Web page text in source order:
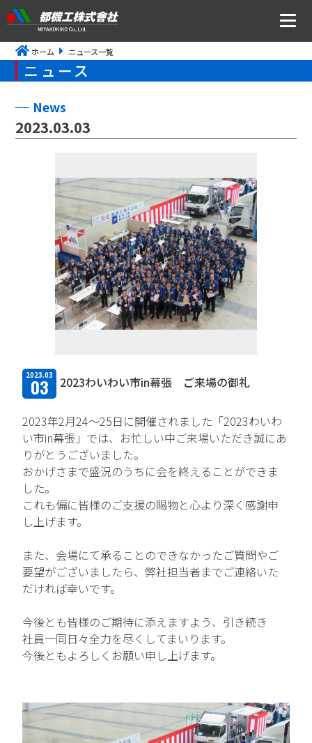
ニュース
トップメッセージ・社是・経営理念
事業所アクセス
CSR・ISOの取り組みについて
TFPについて
主力取扱商品一覧
取扱メーカー一覧
採用情報
会社を知る
社風を知る
制度を知る
新卒エントリー
中途エントリー
お問い合わせ
ホーム ニュース一覧
ニュース
News
2023.03.03
2023.03
03 2023わいわい市in幕張 ご来場の御礼
2023年2月24～25日に開催されました「2023わいわ
い市in幕張」では、お忙しい中ご来場いただき誠にあ
りがとうございました。
おかげさまで盛況のうちに会を終えることができま
した。
これも偏に皆様のご支援の賜物と心より深く感謝申
し上げます。
また、会場にて承ることのできなかったご質問やご
要望がございましたら、弊社担当者までご連絡いた
だければ幸いです。
今後とも皆様のご期待に添えますよう、引き続き
社員一同日々全力を尽くしてまいります。
今後ともよろしくお願い申し上げます。